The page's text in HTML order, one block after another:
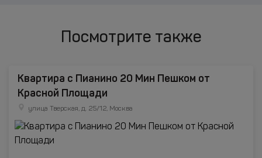
Посмотрите также
Квартира с Пианино 20 Мин Пешком от
Красной Площади
улица Тверская, д. 25/12, Москва